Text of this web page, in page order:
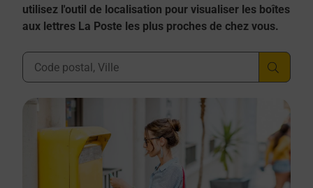
utilisez l'outil de localisation pour visualiser les boîtes
aux lettres La Poste les plus proches de chez vous.
Ville, Département, Code Postal